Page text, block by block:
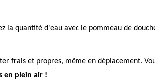
la quantité d'eau avec le pommeau de
frais et propres, même en déplacement.
en plein air !